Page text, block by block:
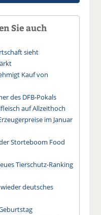
Sie auch
sieht
Kauf von
des DFB-Pokals
auf Allzeithoch
im Januar
Storteboom Food
Tierschutz-Ranking
deutsches